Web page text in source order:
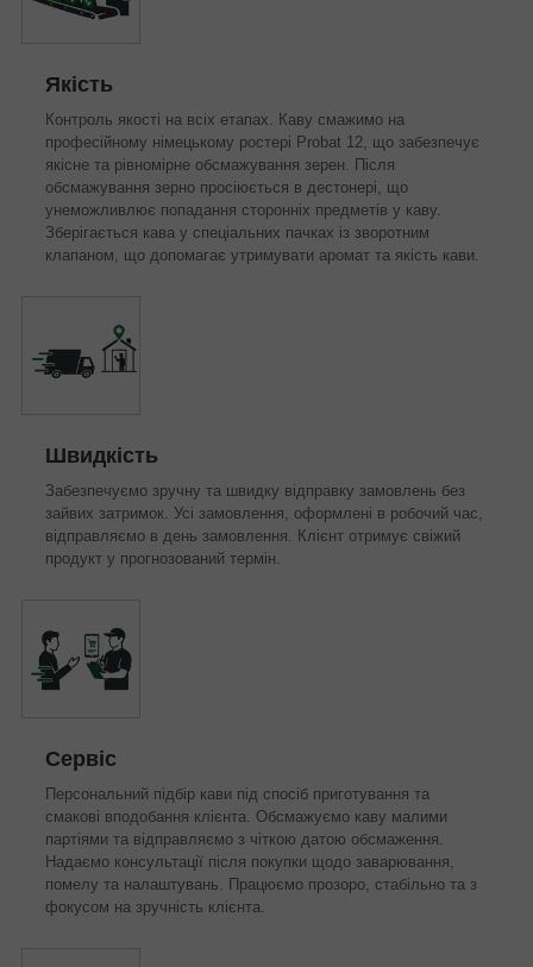
Якість
Контроль якості на всіх етапах. Каву смажимо на
професійному німецькому ростері Probat 12, що забезпечує
якісне та рівномірне обсмажування зерен. Після
обсмажування зерно просіюється в дестонері, що
унеможливлює попадання сторонніх предметів у каву.
Зберігається кава у спеціальних пачках із зворотним
клапаном, що допомагає утримувати аромат та якість кави.
Швидкість
Забезпечуємо зручну та швидку відправку замовлень без
зайвих затримок. Усі замовлення, оформлені в робочий час,
відправляємо в день замовлення. Клієнт отримує свіжий
продукт у прогнозований термін.
Сервіс
Персональний підбір кави під спосіб приготування та
смакові вподобання клієнта. Обсмажуємо каву малими
партіями та відправляємо з чіткою датою обсмаження.
Надаємо консультації після покупки щодо заварювання,
помелу та налаштувань. Працюємо прозоро, стабільно та з
фокусом на зручність клієнта.